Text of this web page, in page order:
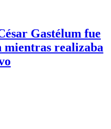
Gastélum fue
mientras realizaba